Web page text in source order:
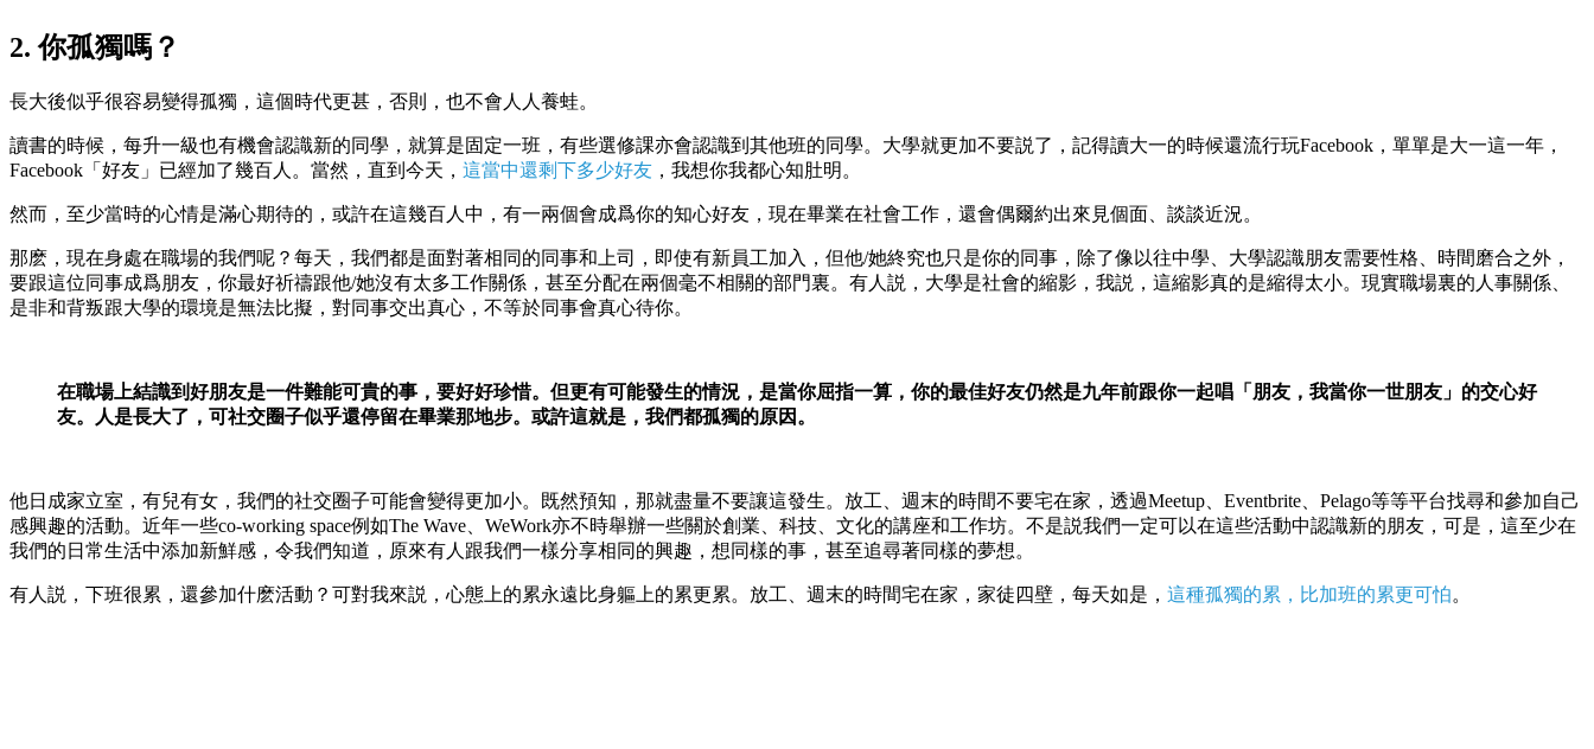
2. 你孤獨嗎？
長大後似乎很容易變得孤獨，這個時代更甚，否則，也不會人人養蛙。
讀書的時候，每升一級也有機會認識新的同學，就算是固定一班，有些選修課亦會認識到其他班的同學。大學就更加不要説了，記得讀大一的時候還流行玩Facebook，單單是大一這一年，
Facebook「好友」已經加了幾百人。當然，直到今天， 這當中還剩下多少好友 ，我想你我都心知肚明。
然而，至少當時的心情是滿心期待的，或許在這幾百人中，有一兩個會成爲你的知心好友，現在畢業在社會工作，還會偶爾約出來見個面、談談近況。
那麽，現在身處在職場的我們呢？每天，我們都是面對著相同的同事和上司，即使有新員工加入，但他/她終究也只是你的同事，除了像以往中學、大學認識朋友需要性格、時間磨合之外，
要跟這位同事成爲朋友，你最好祈禱跟他/她沒有太多工作關係，甚至分配在兩個毫不相關的部門裏。有人説，大學是社會的縮影，我説，這縮影真的是縮得太小。現實職場裏的人事關係、
是非和背叛跟大學的環境是無法比擬，對同事交出真心，不等於同事會真心待你。
在職場上結識到好朋友是一件難能可貴的事，要好好珍惜。但更有可能發生的情況，是當你屈指一算，你的最佳好友仍然是九年前跟你一起唱「朋友，我當你一世朋友」的交心好
友。人是長大了，可社交圈子似乎還停留在畢業那地步。或許這就是，我們都孤獨的原因。
他日成家立室，有兒有女，我們的社交圈子可能會變得更加小。既然預知，那就盡量不要讓這發生。放工、週末的時間不要宅在家，透過Meetup、Eventbrite、Pelago等等平台找尋和參加自己
感興趣的活動。近年一些co-working space例如The Wave、WeWork亦不時舉辦一些關於創業、科技、文化的講座和工作坊。不是説我們一定可以在這些活動中認識新的朋友，可是，這至少在
我們的日常生活中添加新鮮感，令我們知道，原來有人跟我們一樣分享相同的興趣，想同樣的事，甚至追尋著同樣的夢想。
有人説，下班很累，還參加什麽活動？可對我來説，心態上的累永遠比身軀上的累更累。放工、週末的時間宅在家，家徒四壁，每天如是， 這種孤獨的累，比加班的累更可怕。